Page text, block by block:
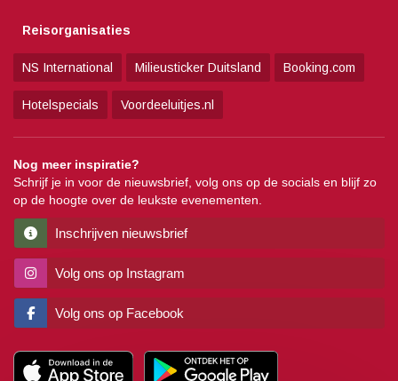
Reisorganisaties
NS International Milieusticker Duitsland Booking.com
Hotelspecials Voordeeluitjes.nl
Nog meer inspiratie?
Schrijf je in voor de nieuwsbrief, volg ons op de socials en blijf zo
op de hoogte over de leukste evenementen.
Inschrijven nieuwsbrief
Volg ons op Instagram
Volg ons op Facebook